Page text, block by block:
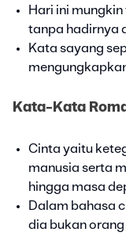
Hari ini
tanpa hadirnya
Kata sayang
Kata-Kata
Cinta yaitu
manusia serta
hingga masa
Dalam bahasa
dia bukan